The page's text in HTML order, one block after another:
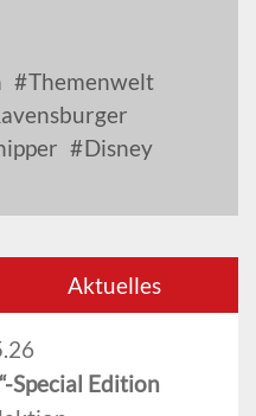
Themenwelt
Disney
Aktuelles
Special Edition